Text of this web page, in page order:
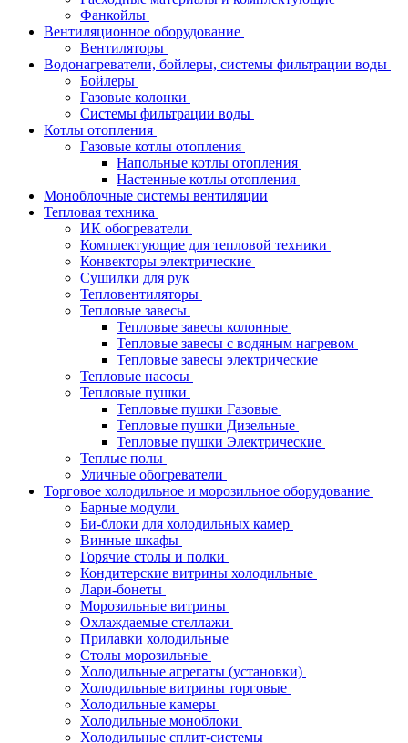
Фанкойлы
Вентиляционное оборудование
Вентиляторы
Водонагреватели, бойлеры, системы фильтрации воды
Бойлеры
Газовые колонки
Системы фильтрации воды
Котлы отопления
Газовые котлы отопления
Напольные котлы отопления
Настенные котлы отопления
Моноблочные системы вентиляции
Тепловая техника
ИК обогреватели
Комплектующие для тепловой техники
Конвекторы электрические
Сушилки для рук
Тепловентиляторы
Тепловые завесы
Тепловые завесы колонные
Тепловые завесы с водяным нагревом
Тепловые завесы электрические
Тепловые насосы
Тепловые пушки
Тепловые пушки Газовые
Тепловые пушки Дизельные
Тепловые пушки Электрические
Теплые полы
Уличные обогреватели
Торговое холодильное и морозильное оборудование
Барные модули
Би-блоки для холодильных камер
Винные шкафы
Горячие столы и полки
Кондитерские витрины холодильные
Лари-бонеты
Морозильные витрины
Охлаждаемые стеллажи
Прилавки холодильные
Столы морозильные
Холодильные агрегаты (установки)
Холодильные витрины торговые
Холодильные камеры
Холодильные моноблоки
Холодильные сплит-системы